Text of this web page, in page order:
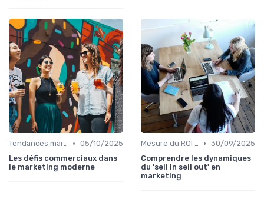
Tendances marketing B2B • 05/10/2025
Les défis commerciaux dans
le marketing moderne
Mesure du ROI marketing • 30/09/2025
Comprendre les dynamiques
du 'sell in sell out' en
marketing